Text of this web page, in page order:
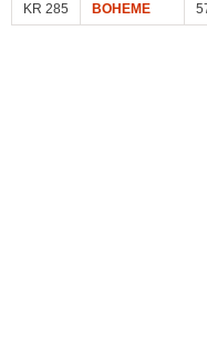
KR 285 BOHEME